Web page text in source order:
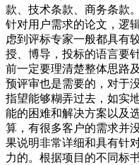
款、技术条款、商务条款
针对用户需求的论文，逻
虑到评标专家一般都具有
授、博导，投标的语言要
前一定要理清楚整体思路
预评审也是需要的，对于
指望能够糊弄过去，如实
能的困难和解决方案以及
算，有很多客户的需求并
果说明非常详细和具有针
力的。根据项目的不同标